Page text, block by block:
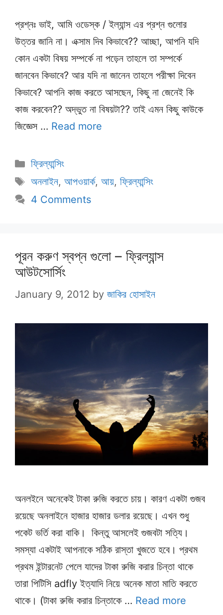
প্রশ্নঃ ভাই, আমি ওডেস্ক / ইল্যান্স এর প্রশ্ন গুলোর
উত্তর জানি না। এক্সাম দিব কিভাবে?? আচ্ছা, আপনি যদি
কোন একটা বিষয় সম্পর্কে না পড়েন তাহলে তা সম্পর্কে
জানবেন কিভাবে? আর যদি না জানেন তাহলে পরীক্ষা দিবেন
কিভাবে? আপনি কাজ করতে আসছেন, কিছু না জেনেই কি
কাজ করবেন?? অদ্ভুত না বিষয়টা?? তাই এমন কিছু কাউকে
জিজ্ঞেস … Read more
Categories
ফ্রিল্যান্সিং
Tags
অনলাইন, আপওয়ার্ক, আয়, ফ্রিল্যান্সিং
4 Comments
পূরন করুণ স্বপ্ন গুলো – ফ্রিল্যান্স
আউটসোর্সিং
January 9, 2012 by জাকির হোসাইন
অনলইনে অনেকেই টাকা রুজি করতে চায়। কারণ একটা গুজব
রয়েছে অনলাইনে হাজার হাজার ডলার রয়েছে। এখন শুধু
পকেট ভর্তি করা বাকি। কিন্তু আসলেই গুজবটা সত্যি।
সমস্যা একটাই আপনাকে সঠিক রাস্তা খুজতে হবে। প্রথম
প্রথম ইন্টারনেট পেলে যাদের টাকা রুজি করার চিন্তা থাকে
তারা পিটিসি adfly ইত্যাদি নিয়ে অনেক মাতা মাতি করতে
থাকে। (টাকা রুজি করার চিন্তাকে … Read more